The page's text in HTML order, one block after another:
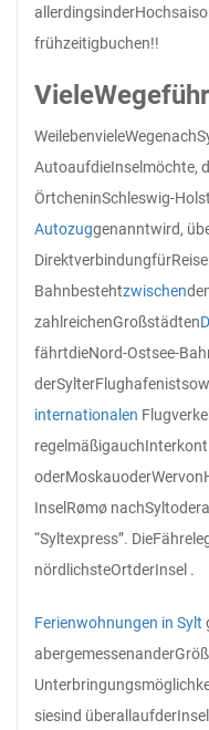
allerdingsinder
frühzeitigbuchen!!
VieleWege
WeilebenvieleWegenach
AutoaufdieInsel möchte,
ÖrtcheninSchleswig-
Autozuggenanntwird,
Direktverbindungfür
Bahnbestehtzwischen
zahlreichenGroßstädten
fährtdieNord-Ostsee-
derSylterFlughafenist
internationalen
regelmäßigauch
oderMoskauoderWervon
Insel Rømø nachSyltoder
“Syltexpress”. DieFähre
nördlichsteOrtderInsel .
Ferienwohnungen in Sylt
abergemessenander
siesind überall aufderInsel